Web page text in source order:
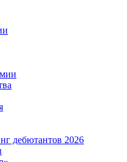
дебютантов 2026